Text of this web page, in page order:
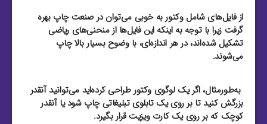
از فایل‌‌های شامل وکتور به خوبی می‌توان در صنعت چاپ بهره
گرفت زیرا با توجه به اینکه این فایل‌‌ها از منحنی‌های ریاضی
تشکیل شده‌اند، در هر اندازه‌ای، با وضوح بسیار بالا چاپ
می‌شوند.
به‌طور‌مثال، اگر یک لوگوی وکتور طراحی کرده‌اید می‌توانید آنقدر
بزرگش کنید تا بر روی یک تابلوی تبلیغاتی چاپ شود یا آنقدر
کوچک که بر روی یک کارت ویزیت قرار بگیرد.